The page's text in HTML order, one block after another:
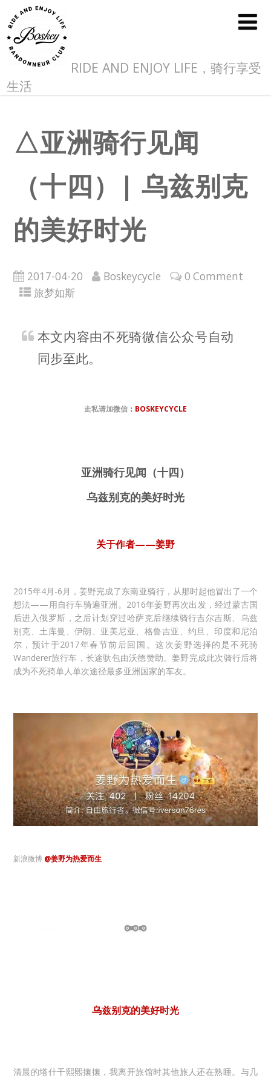
RIDE AND ENJOY LIFE，骑行享受
生活
△亚洲骑行见闻
（十四）| 乌兹别克
的美好时光
2017-04-20 Boskeycycle
0 Comment
旅梦如斯
本文内容由不死骑微信公众号自动
同步至此。
走私请加微信 ： BOSKEYCYCLE
亚洲骑行见闻（十四）
乌兹别克的美好时光
关于作者——姜野
2015年4月-6月，姜野完成了东南亚骑行，从那时起他冒出了一个
想法——用自行车骑遍亚洲。2016年姜野再次出发，经过蒙古国
后进入俄罗斯，之后计划穿过哈萨克后继续骑行吉尔吉斯、乌兹
别克、土库曼、伊朗、亚美尼亚、格鲁吉亚、约旦、印度和尼泊
尔，预计于2017年春节前后回国。这次姜野选择的是不死骑
Wanderer旅行车，长途驮包由沃德赞助。姜野完成此次骑行后将
成为不死骑单人单次途径最多亚洲国家的车友。
新浪微博 @姜野为热爱而生
乌兹别克的美好时光
清晨的塔什干熙熙攘攘，我离开旅馆时其他旅人还在熟睡。与几